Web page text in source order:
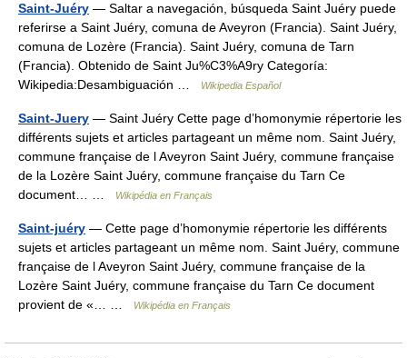
Saint-Juéry — Saltar a navegación, búsqueda Saint Juéry puede
referirse a Saint Juéry, comuna de Aveyron (Francia). Saint Juéry,
comuna de Lozère (Francia). Saint Juéry, comuna de Tarn
(Francia). Obtenido de Saint Ju%C3%A9ry Categoría:
Wikipedia:Desambiguación …
Wikipedia Español
Saint-Juery — Saint Juéry Cette page d’homonymie répertorie les
différents sujets et articles partageant un même nom. Saint Juéry,
commune française de l Aveyron Saint Juéry, commune française
de la Lozère Saint Juéry, commune française du Tarn Ce
document… …
Wikipédia en Français
Saint-juéry — Cette page d’homonymie répertorie les différents
sujets et articles partageant un même nom. Saint Juéry, commune
française de l Aveyron Saint Juéry, commune française de la
Lozère Saint Juéry, commune française du Tarn Ce document
provient de «… …
Wikipédia en Français